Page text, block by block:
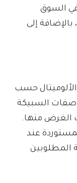
السوق
بالإضافة إلى
حسب
السبيكة
الغرض منها.
عند
المطلوبين